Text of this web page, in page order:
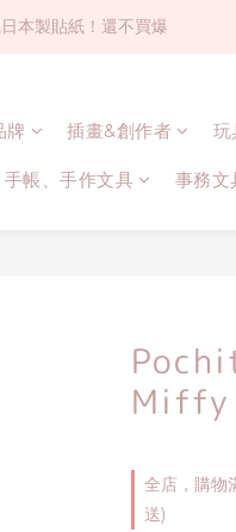
各種有趣的打洞器
本製貼紙！還不買爆
各種有趣的打洞器
牌 插畫&創作者 玩
手帳、手作文具 事務文
Miffy
全店，購物
送)